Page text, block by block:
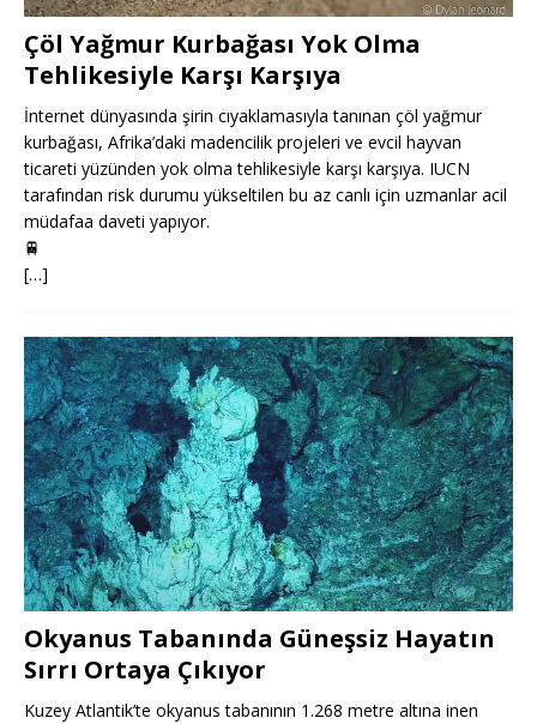
Çöl Yağmur Kurbağası Yok Olma
Tehlikesiyle Karşı Karşıya
İnternet dünyasında şirin cıyaklamasıyla tanınan çöl yağmur
kurbağası, Afrika’daki madencilik projeleri ve evcil hayvan
ticareti yüzünden yok olma tehlikesiyle karşı karşıya. IUCN
tarafından risk durumu yükseltilen bu az canlı için uzmanlar acil
müdafaa daveti yapıyor.
🚆
[…]
Okyanus Tabanında Güneşsiz Hayatın
Sırrı Ortaya Çıkıyor
Kuzey Atlantik’te okyanus tabanının 1.268 metre altına inen